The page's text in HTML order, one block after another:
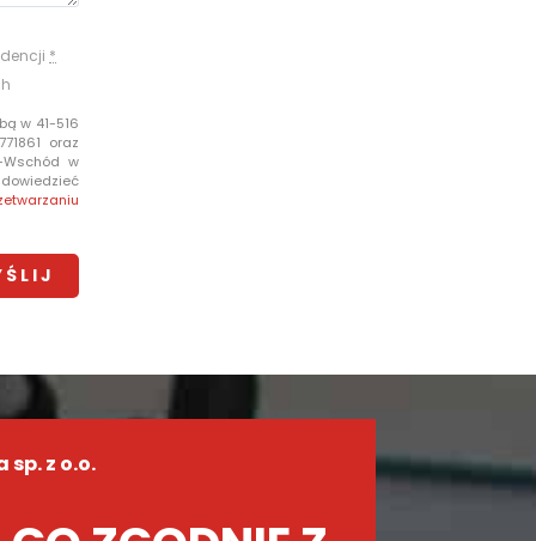
*
w 41-516
oraz
Wschód w
sp. z o.o.